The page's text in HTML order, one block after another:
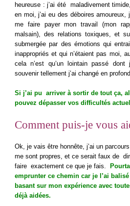
heureuse : j’ai été maladivement
en moi, j’ai eu des déboires amoureux,
me faire payer mon travail (mon
malsain), des relations toxiques, et
submergée par des émotions qui
inappropriés et qui n’étaient pas moi,
cela n’est qu’un lointain passé
souvenir tellement j’ai changé en
Si j’ai pu arriver à sortir de tout ça,
pouvez dépasser vos difficultés
Comment puis-je vous
Ok, je vais être honnête, j’ai un
me sont propres, et ce serait faux de
faire exactement ce que je fais.
emprunter ce chemin car je l’ai
basant sur mon expérience avec
déjà aidées.